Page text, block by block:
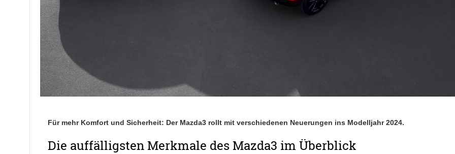
Für mehr Komfort und Sicherheit: Der Mazda3 rollt mit verschiedenen Neuerungen ins Modelljahr 2024.
Die auffälligsten Merkmale des Mazda3 im Überblick